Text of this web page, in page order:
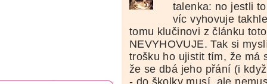
talenka: no jestli
víc vyhovuje
tomu klučinovi z článku
NEVYHOVUJE. Tak si
trošku ho ujistit tím, že má
že se dbá jeho přání (i